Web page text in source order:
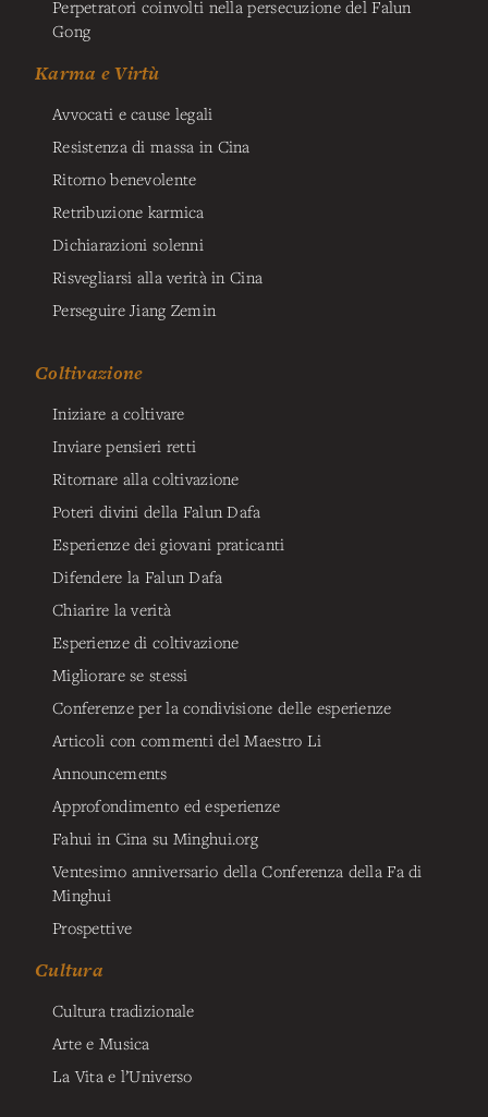
Perpetratori coinvolti nella persecuzione del Falun
Gong
Karma e Virtù
Avvocati e cause legali
Resistenza di massa in Cina
Ritorno benevolente
Retribuzione karmica
Dichiarazioni solenni
Risvegliarsi alla verità in Cina
Perseguire Jiang Zemin
Coltivazione
Iniziare a coltivare
Inviare pensieri retti
Ritornare alla coltivazione
Poteri divini della Falun Dafa
Esperienze dei giovani praticanti
Difendere la Falun Dafa
Chiarire la verità
Esperienze di coltivazione
Migliorare se stessi
Conferenze per la condivisione delle esperienze
Articoli con commenti del Maestro Li
Announcements
Approfondimento ed esperienze
Fahui in Cina su Minghui.org
Ventesimo anniversario della Conferenza della Fa di
Minghui
Prospettive
Cultura
Cultura tradizionale
Arte e Musica
La Vita e l’Universo